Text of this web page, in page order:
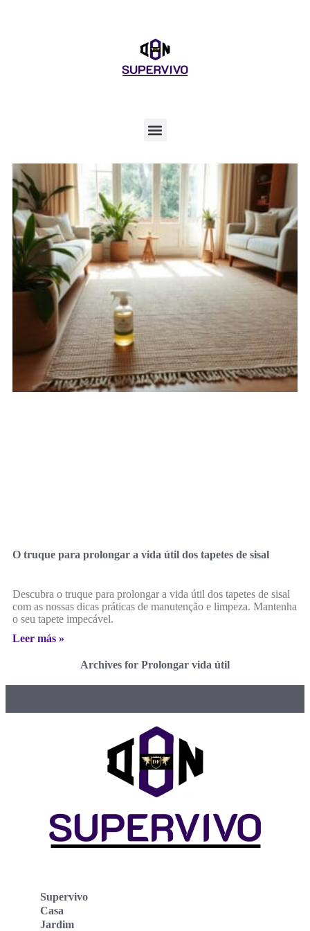
O truque para prolongar a vida útil dos tapetes de sisal
Descubra o truque para prolongar a vida útil dos tapetes de sisal
com as nossas dicas práticas de manutenção e limpeza. Mantenha
o seu tapete impecável.
Leer más »
Archives for Prolongar vida útil
Supervivo
Casa
Jardim